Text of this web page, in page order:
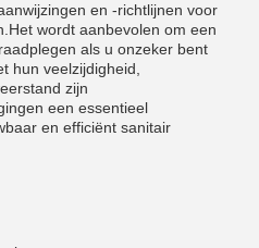
en -richtlijnen voor
wordt aanbevolen om een
als u onzeker bent
hun veelzijdigheid,
zijn
een essentieel
en efficiënt sanitair